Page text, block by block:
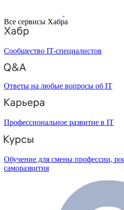
Все сервисы Хабра
Сообщество IT-специалистов
Ответы на любые вопросы об IT
Профессиональное развитие в IT
Обучение для смены профессии,
саморазвития